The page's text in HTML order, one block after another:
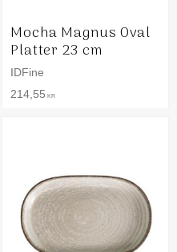
Mocha Magnus Oval
Platter 23 cm
IDFine
214,55 KR